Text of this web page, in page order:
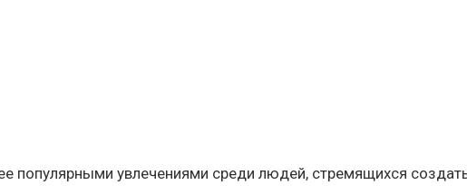
популярными увлечениями среди людей, стремящихся